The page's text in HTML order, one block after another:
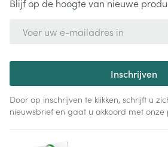
Blijf op de hoogte van nieuwe
Inschrijven
Door op inschrijven te klikken, schrijft u
nieuwsbrief en gaat u akkoord met onze